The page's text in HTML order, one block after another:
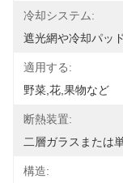
冷却システム:
遮光網や冷却パッ
適用する:
野菜,花,果物など
断熱装置:
二層ガラスまたは
構造: